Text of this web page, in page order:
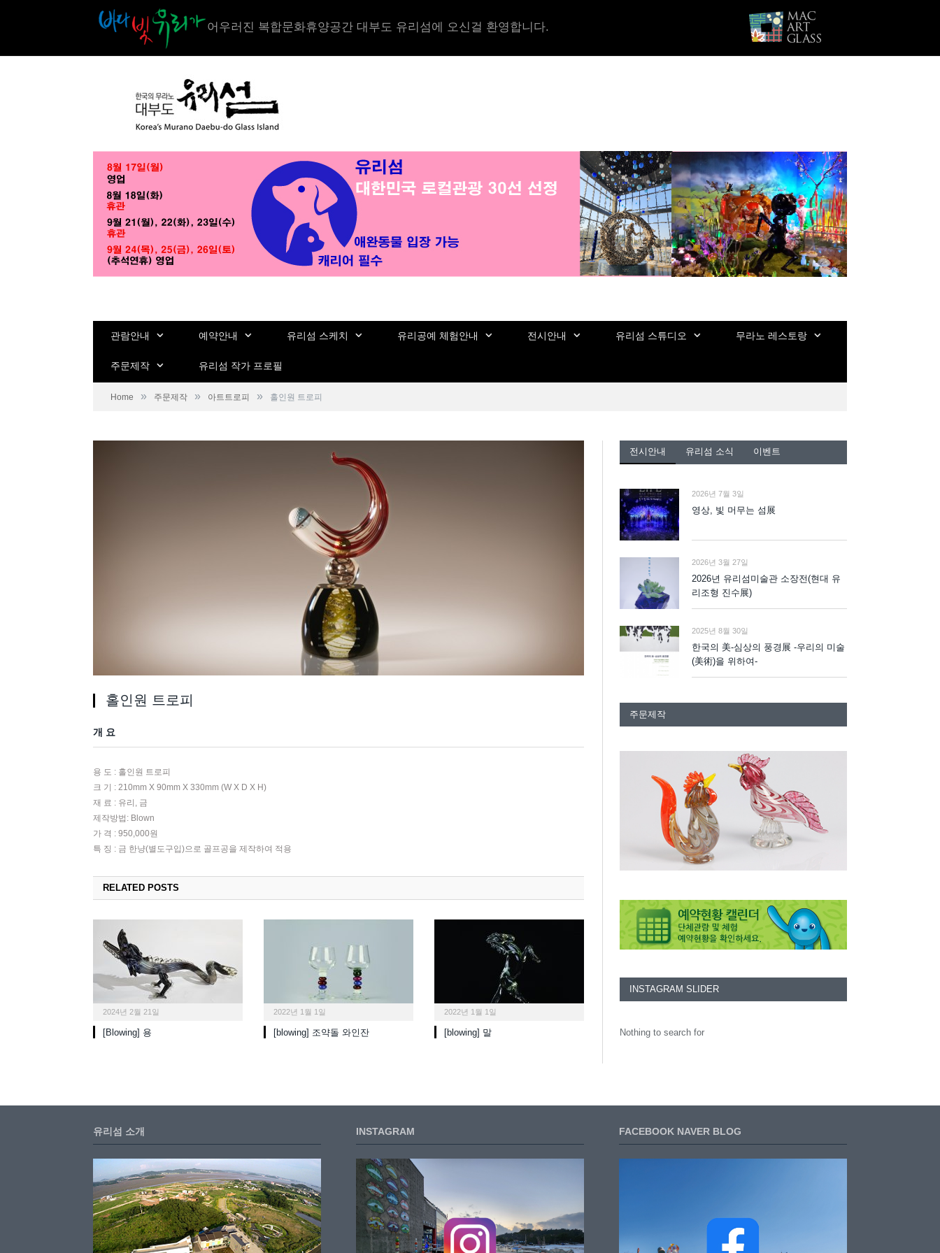
어우러진 복합문화휴양공간 대부도 유리섬에 오신걸 환영합니다.
관람안내 예약안내 유리섬 스케치 유리공예 체험안내 전시안내 유리섬 스튜디오 무라노 레스토랑
주문제작 유리섬 작가 프로필
Home » 주문제작 » 아트트로피 » 홀인원 트로피
홀인원 트로피
개 요
용 도 : 홀인원 트로피
크 기 : 210mm X 90mm X 330mm (W X D X H)
재 료 : 유리, 금
제작방법: Blown
가 격 : 950,000원
특 징 : 금 한냥(별도구입)으로 골프공을 제작하여 적용
RELATED POSTS
2024년 2월 21일
[Blowing] 용
2022년 1월 1일
[blowing] 조약돌 와인잔
2022년 1월 1일
[blowing] 말
전시안내 유리섬 소식 이벤트
2026년 7월 3일
영상, 빛 머무는 섬展
2026년 3월 27일
2026년 유리섬미술관 소장전(현대 유
리조형 진수展)
2025년 8월 30일
한국의 美-심상의 풍경展 -우리의 미술
(美術)을 위하여-
주문제작
INSTAGRAM SLIDER
Nothing to search for
유리섬 소개 INSTAGRAM FACEBOOK NAVER BLOG